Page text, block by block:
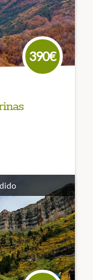
390€
con historia
Linza,
valles con